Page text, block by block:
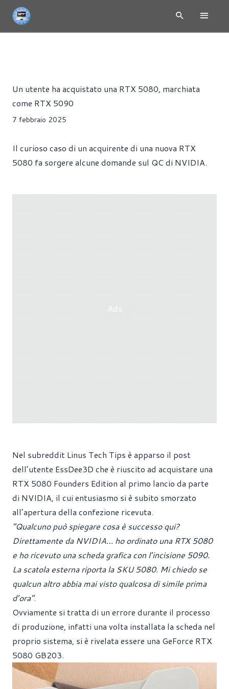
Un utente ha acquistato una RTX 5080, marchiata
come RTX 5090
7 febbraio 2025
Il curioso caso di un acquirente di una nuova RTX
5080 fa sorgere alcune domande sul QC di NVIDIA.
Nel subreddit Linus Tech Tips è apparso il post
dell’utente EssDee3D che è riuscito ad acquistare una
RTX 5080 Founders Edition al primo lancio da parte
di NVIDIA, il cui entusiasmo si è subito smorzato
all’apertura della confezione ricevuta.
“Qualcuno può spiegare cosa è successo qui?
Direttamente da NVIDIA… ho ordinato una RTX 5080
e ho ricevuto una scheda grafica con l’incisione 5090.
La scatola esterna riporta la SKU 5080. Mi chiedo se
qualcun altro abbia mai visto qualcosa di simile prima
d’ora”.
Ovviamente si tratta di un errore durante il processo
di produzione, infatti una volta installata la scheda nel
proprio sistema, si è rivelata essere una GeForce RTX
5080 GB203.